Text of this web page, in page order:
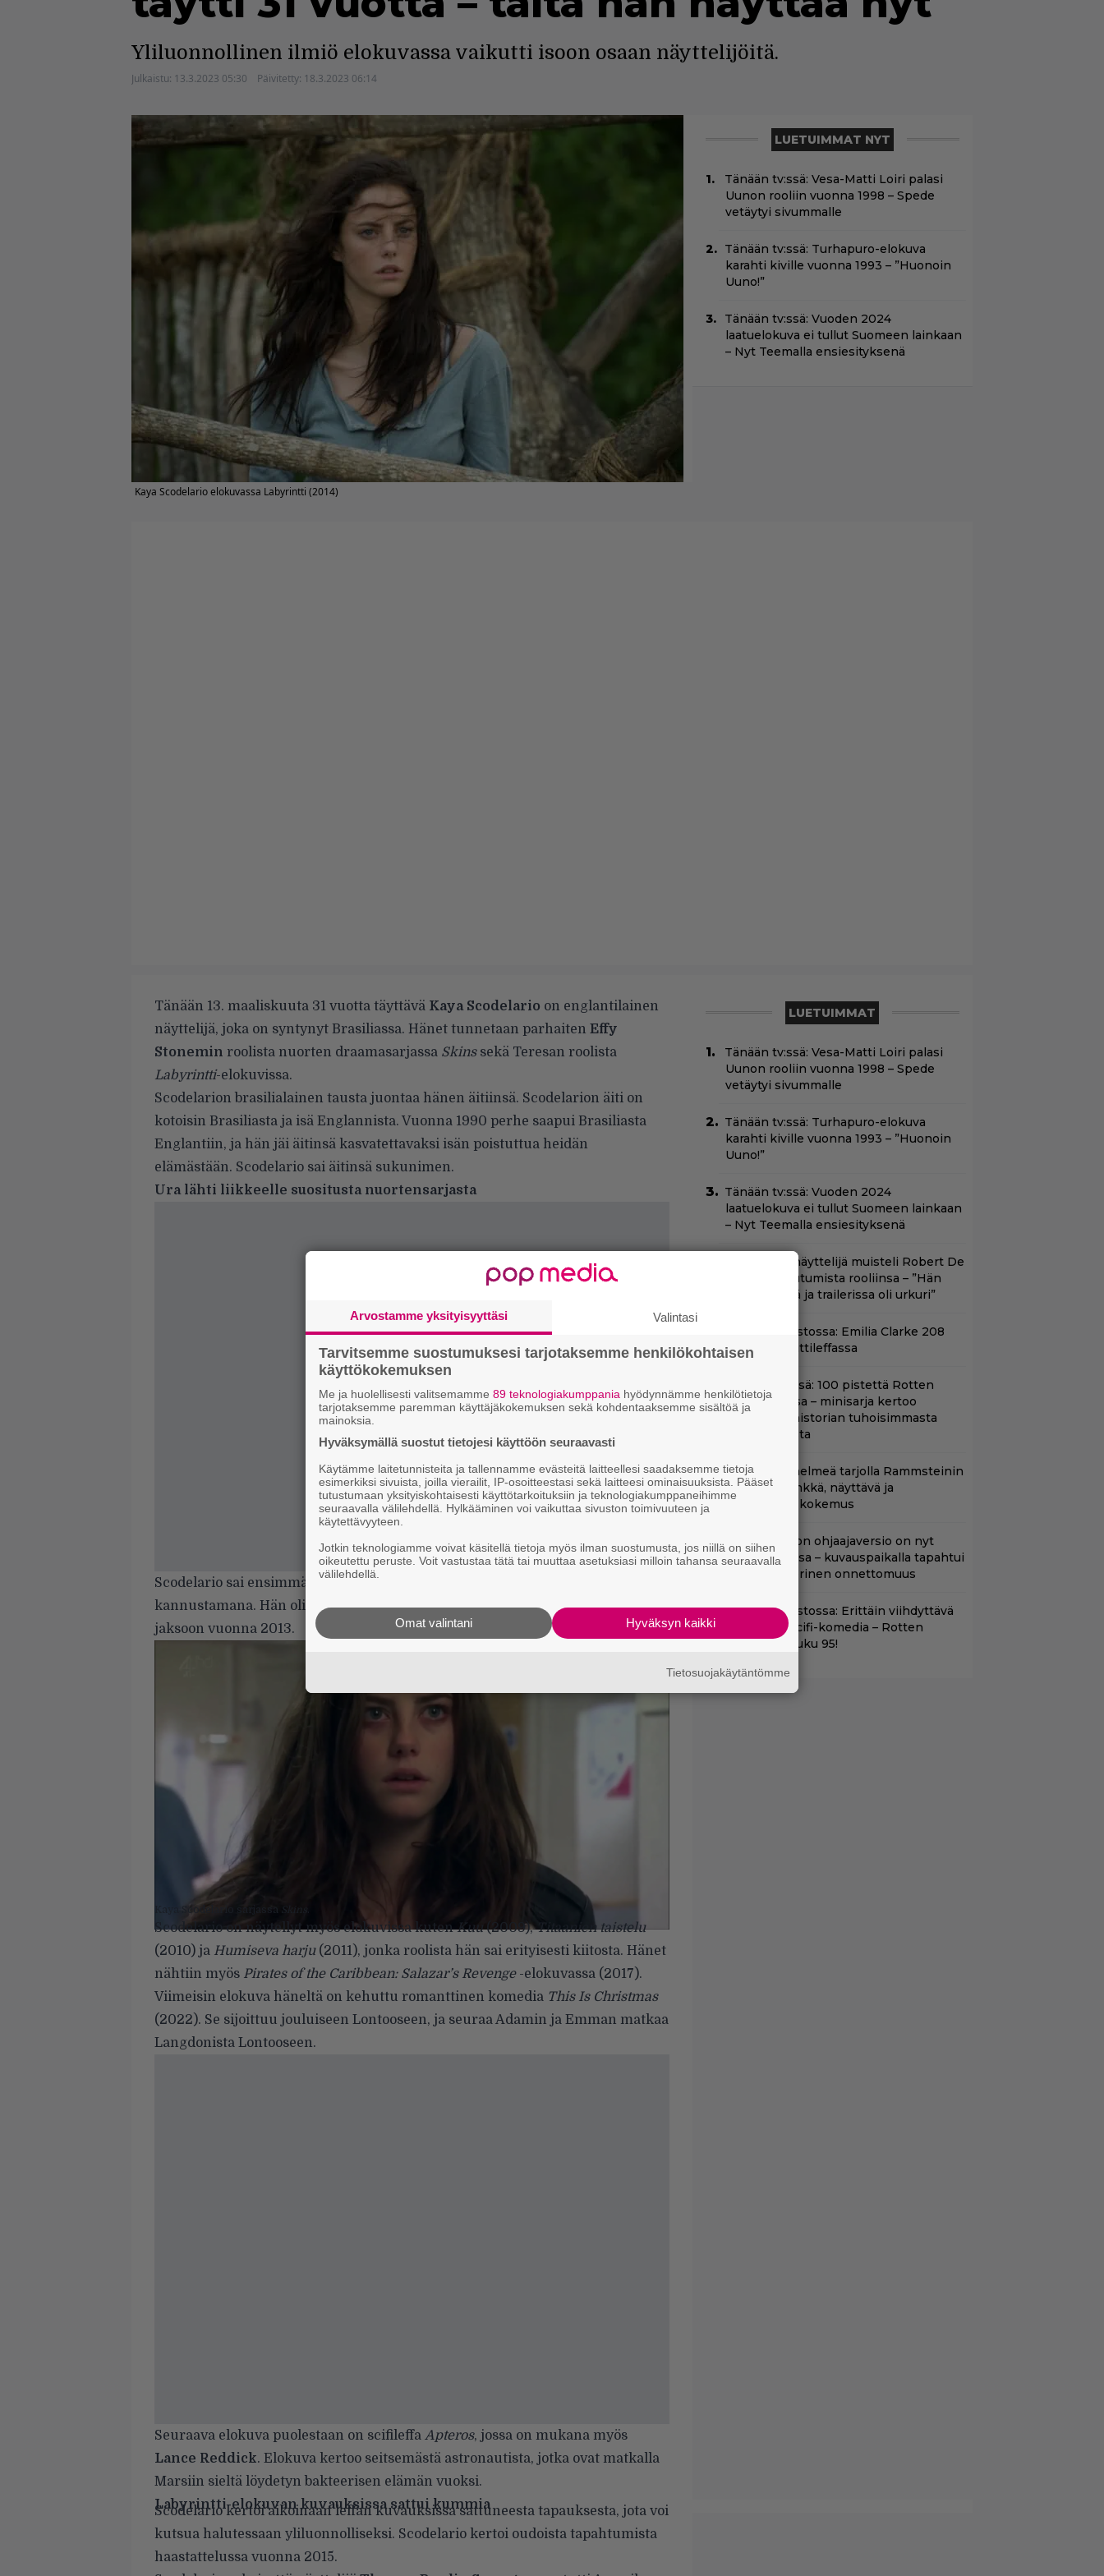
Yliluonnollinen ilmiö elokuvassa vaikutti isoon osaan näyttelijöitä.
Julkaistu: 13.3.2023 05:30 Päivitetty: 18.3.2023 06:14
Kaya Scodelario elokuvassa Labyrintti (2014)
LUETUIMMAT NYT
Tänään tv:ssä: Vesa-Matti Loiri palasi
Uunon rooliin vuonna 1998 – Spede
vetäytyi sivummalle
Tänään tv:ssä: Turhapuro-elokuva
karahti kiville vuonna 1993 – ”Huonoin
Uuno!”
Tänään tv:ssä: Vuoden 2024
laatuelokuva ei tullut Suomeen lainkaan
– Nyt Teemalla ensiesityksenä
Tänään 13. maaliskuuta 31 vuotta täyttävä Kaya Scodelario on englantilainen
näyttelijä, joka on syntynyt Brasiliassa. Hänet tunnetaan parhaiten Effy
Stonemin roolista nuorten draamasarjassa Skinssekä Teresan roolista
Labyrintti-elokuvissa.
Scodelarion brasilialainen tausta juontaa hänen äitiinsä. Scodelarion äiti on
kotoisin Brasiliasta ja isä Englannista. Vuonna 1990 perhe saapui Brasiliasta
Englantiin, ja hän jäi äitinsä kasvatettavaksi isän poistuttua heidän
elämästään. Scodelario sai äitinsä sukunimen.
Ura lähti liikkeelle suositusta nuortensarjasta
Scodelario sai ensimmäisen tv-roolinsa
kannustamana. Hän oli sarjan päähenkilö neljä kautta ja palasi vielä yhteen
jaksoon vuonna 2013.
Kaya Scodelario sarjassa Skins
Scodelario on näytellyt myös elokuvissa kutenKuu(2009),Titaanien taistelu
(2010) ja Humiseva harju(2011), jonka roolista hän sai erityisesti kiitosta. Hänet
nähtiin myös Pirates of the Caribbean: Salazar’s Revenge-elokuvassa (2017).
Viimeisin elokuva häneltä on kehuttu romanttinen komedia This Is Christmas
(2022). Se sijoittuu jouluiseen Lontooseen, ja seuraa Adamin ja Emman matkaa
Langdonista Lontooseen.
Seuraava elokuva puolestaan on scifileffa Apteros, jossa on mukana myös
Lance Reddick. Elokuva kertoo seitsemästä astronautista, jotka ovat matkalla
Marsiin sieltä löydetyn bakteerisen elämän vuoksi.
Labyrintti-elokuvan kuvauksissa sattui kummia
Scodelario kertoi aikoinaan leffan kuvauksissa sattuneesta tapauksesta, jota voi
kutsua halutessaan yliluonnolliseksi. Scodelario kertoi oudoista tapahtumista
haastattelussa vuonna 2015.
LUETUIMMAT
Tänään tv:ssä: Vesa-Matti Loiri palasi
Uunon rooliin vuonna 1998 – Spede
vetäytyi sivummalle
Tänään tv:ssä: Turhapuro-elokuva
karahti kiville vuonna 1993 – ”Huonoin
Uuno!”
Tänään tv:ssä: Vuoden 2024
laatuelokuva ei tullut Suomeen lainkaan
– Nyt Teemalla ensiesityksenä
Cape Fear -näyttelijä muisteli Robert De
Niron paneutumista rooliinsa – ”Hän
puhui kielillä ja trailerissa oli urkuri”
Nyt suoratoistossa: Emilia Clarke 208
miljoonan hittileffassa
Nyt Netflixissä: 100 pistettä Rotten
Tomatoesissa – minisarja kertoo
Britannian historian tuhoisimmasta
terrori-iskusta
Suoratoistohelmeä tarjolla Rammsteinin
faneille – synkkä, näyttävä ja
satumainen kokemus
Scifi-klassikon ohjaajaversio on nyt
suoratoistossa – kuvauspaikalla tapahtui
kauhea ja verinen onnettomuus
Nyt suoratoistossa: Erittäin viihdyttävä
ja kehuttu scifi-komedia – Rotten
Tomatoes -luku 95!
Arvostamme yksityisyyttäsi Valintasi
Tarvitsemme suostumuksesi tarjotaksemme henkilökohtaisen
käyttökokemuksen
Me ja huolellisesti valitsemamme 89 teknologiakumppania hyödynnämme henkilötietoja
tarjotaksemme paremman käyttäjäkokemuksen sekä kohdentaaksemme sisältöä ja
mainoksia.
Hyväksymällä suostut tietojesi käyttöön seuraavasti
Käytämme laitetunnisteita ja tallennamme evästeitä laitteellesi saadaksemme tietoja
esimerkiksi sivuista, joilla vierailit, IP-osoitteestasi sekä laitteesi ominaisuuksista. Pääset
tutustumaan yksityiskohtaisesti käyttötarkoituksiin ja teknologiakumppaneihimme
seuraavalla välilehdellä. Hylkääminen voi vaikuttaa sivuston toimivuuteen ja
käytettävyyteen.
Jotkin teknologiamme voivat käsitellä tietoja myös ilman suostumusta, jos niillä on siihen
oikeutettu peruste. Voit vastustaa tätä tai muuttaa asetuksiasi milloin tahansa seuraavalla
välilehdellä.
Hyväksyn kaikki
Omat valintani
Tietosuojakäytäntömme